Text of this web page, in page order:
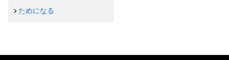
ためになる